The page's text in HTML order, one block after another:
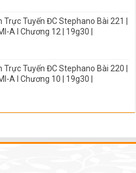
Trực Tuyến ĐC Stephano Bài 221 |
A I Chương 12 | 19g30 |
Trực Tuyến ĐC Stephano Bài 220 |
A I Chương 10 | 19g30 |